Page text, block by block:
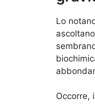
Lo
Occorre,